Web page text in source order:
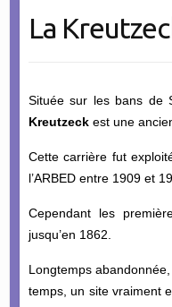
La
Située sur les bans de
Kreutzeckest une
Cette carrière fut
l’ARBED entre 1909 et
Cependant les
jusqu’en 1862.
Longtemps
temps, un site vraiment